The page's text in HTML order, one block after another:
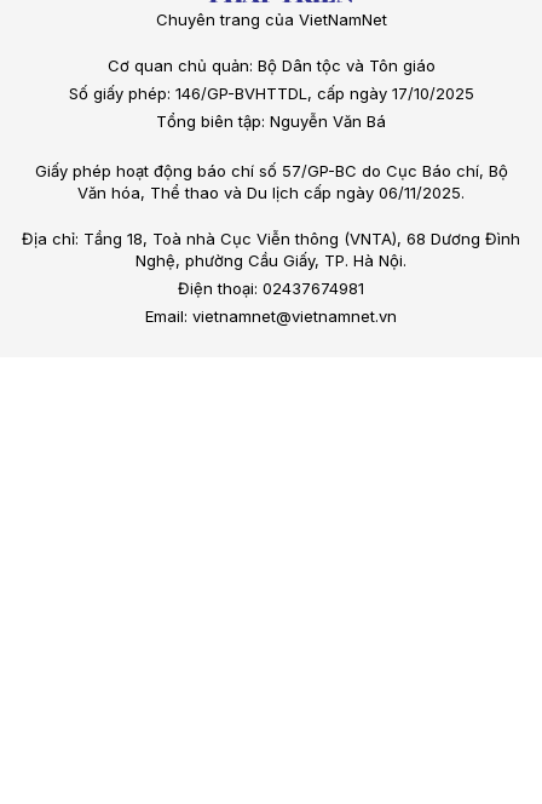
Chuyên trang của VietNamNet
Cơ quan chủ quản: Bộ Dân tộc và Tôn giáo
Số giấy phép: 146/GP-BVHTTDL, cấp ngày 17/10/2025
Tổng biên tập: Nguyễn Văn Bá
Giấy phép hoạt động báo chí số 57/GP-BC do Cục Báo chí, Bộ
Văn hóa, Thể thao và Du lịch cấp ngày 06/11/2025.
Địa chỉ: Tầng 18, Toà nhà Cục Viễn thông (VNTA), 68 Dương Đình
Nghệ, phường Cầu Giấy, TP. Hà Nội.
Điện thoại: 02437674981
Email: vietnamnet@vietnamnet.vn